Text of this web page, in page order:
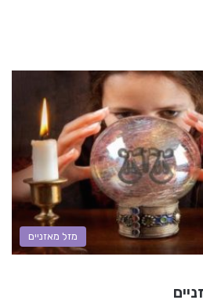
מזל מאזניים